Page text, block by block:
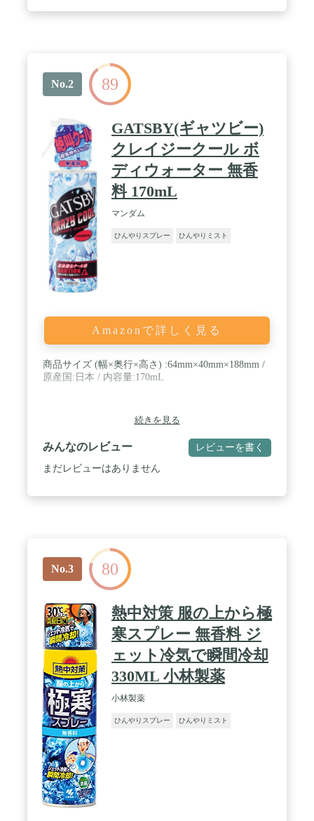
No.2 89
GATSBY(ギャツビー)
クレイジークール ボ
ディウォーター 無香
料 170mL
マンダム
ひんやりスプレー ひんやりミスト
Amazonで詳しく見る
商品サイズ (幅×奥行×高さ) :64mm×40mm×188mm /
原産国:日本 / 内容量:170mL
続きを見る
みんなのレビュー レビューを書く
まだレビューはありません
No.3 80
熱中対策 服の上から極
寒スプレー 無香料 ジ
ェット冷気で瞬間冷却
330ML 小林製薬
小林製薬
ひんやりスプレー ひんやりミスト